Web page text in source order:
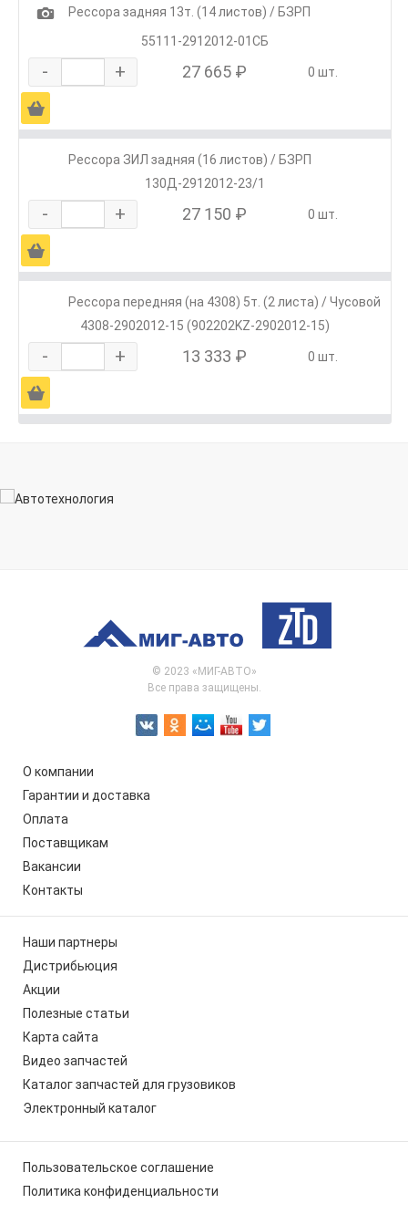
1
Рессора задняя 13т. (14 листов) / БЗРП
55111-2912012-01СБ
- + 27 665 ₽ 0 шт.
Ä
Рессора ЗИЛ задняя (16 листов) / БЗРП
130Д-2912012-23/1
- + 27 150 ₽ 0 шт.
Ä
Рессора передняя (на 4308) 5т. (2 листа) / Чусовой
4308-2902012-15 (902202KZ-2902012-15)
- + 13 333 ₽ 0 шт.
Ä
© 2023 «МИГ-АВТО»
Все права защищены.
О компании
Гарантии и доставка
Оплата
Поставщикам
Вакансии
Контакты
Наши партнеры
Дистрибьюция
Акции
Полезные статьи
Карта сайта
Видео запчастей
Каталог запчастей для грузовиков
Электронный каталог
Пользовательское соглашение
Политика конфиденциальности